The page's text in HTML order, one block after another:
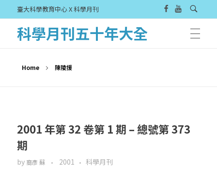
臺大科學教育中心 X 科學月刊
科學月刊五十年大全
Home 陳陵援
2001 年第 32 卷第 1 期 – 總號第 373
期
by 裔彥 蘇 2001 科學月刊